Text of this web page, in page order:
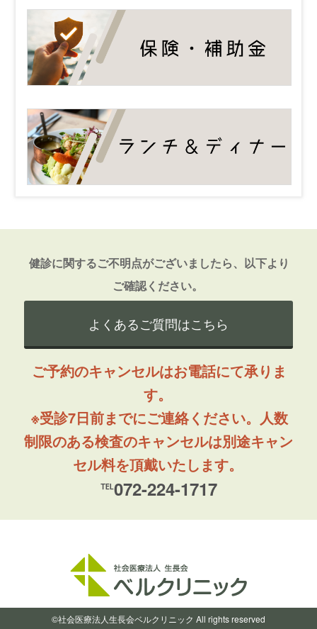
健診に関するご不明点がございましたら、以下より
ご確認ください。
よくあるご質問はこちら
ご予約のキャンセルはお電話にて承りま
す。
※受診7日前までにご連絡ください。人数
制限のある検査のキャンセルは別途キャン
セル料を頂戴いたします。
℡072-224-1717
©社会医療法人生長会ベルクリニック All rights reserved